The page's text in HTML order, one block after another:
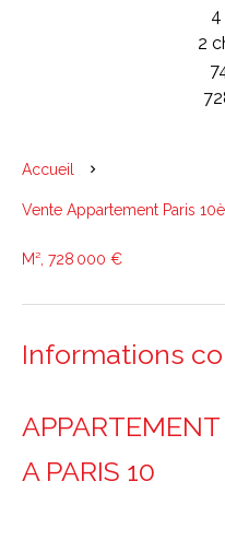
4
2
Accueil
Vente Appartement Paris
M², 728 000 €
Informations
A PARIS 10